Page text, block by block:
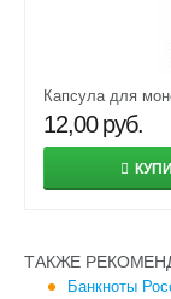
Капсула для
12,00 руб.
ТАКЖЕ
Банкноты